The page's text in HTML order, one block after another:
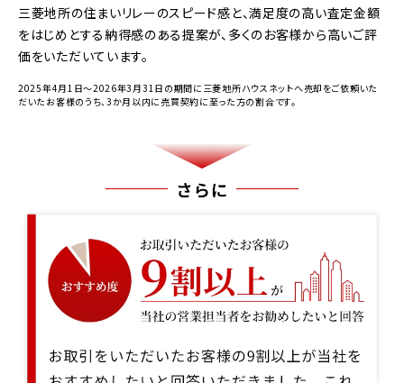
三菱地所の住まいリレーのスピード感と、満足度の高い査定金額
をはじめとする納得感のある提案が、多くのお客様から高いご評
価をいただいています。
2025年4月1日～2026年3月31日の期間に三菱地所ハウスネットへ売却をご依頼いた
だいたお客様のうち、3か月以内に売買契約に至った方の割合です。